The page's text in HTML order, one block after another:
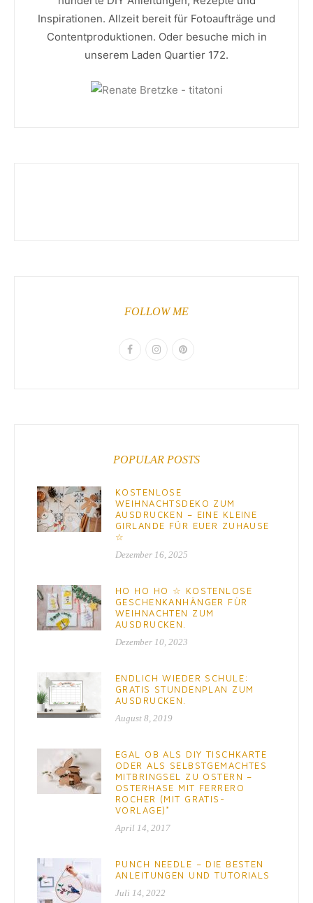
Inspirationen. Allzeit bereit für Fotoaufträge und
Contentproduktionen. Oder besuche mich in
unserem Laden Quartier 172.
FOLLOW ME
POPULAR POSTS
KOSTENLOSE
WEIHNACHTSDEKO ZUM
AUSDRUCKEN – EINE KLEINE
GIRLANDE FÜR EUER ZUHAUSE
☆
Dezember 16, 2025
HO HO HO ☆ KOSTENLOSE
GESCHENKANHÄNGER FÜR
WEIHNACHTEN ZUM
AUSDRUCKEN.
Dezember 10, 2023
ENDLICH WIEDER SCHULE:
GRATIS STUNDENPLAN ZUM
AUSDRUCKEN.
August 8, 2019
EGAL OB ALS DIY TISCHKARTE
ODER ALS SELBSTGEMACHTES
MITBRINGSEL ZU OSTERN –
OSTERHASE MIT FERRERO
ROCHER (MIT GRATIS-
VORLAGE)*
April 14, 2017
PUNCH NEEDLE – DIE BESTEN
ANLEITUNGEN UND TUTORIALS
Juli 14, 2022